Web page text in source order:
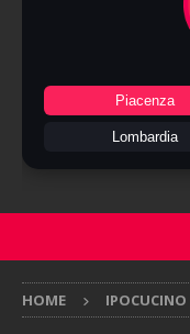
Piacenza
Lombardia
HOME IPOCUCINO